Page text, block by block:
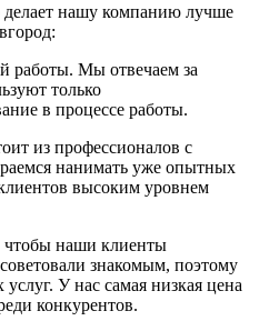
делает нашу компанию лучше
работы. Мы отвечаем за
только
в процессе работы.
из профессионалов с
нанимать уже опытных
высоким уровнем
наши клиенты
знакомым, поэтому
У нас самая низкая цена
конкурентов.